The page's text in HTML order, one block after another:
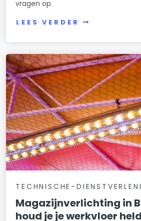
vragen op.
LEES VERDER
TECHNISCHE-
Magazijnverlichting in
houd je je werkvloer